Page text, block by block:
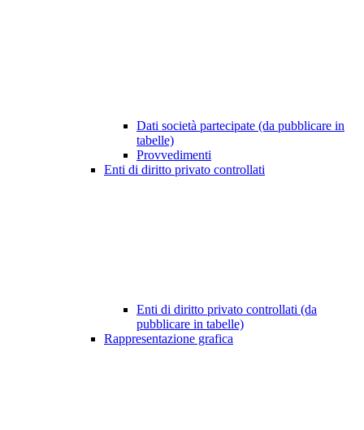
Dati società partecipate (da pubblicare in
tabelle)
Provvedimenti
Enti di diritto privato controllati
Enti di diritto privato controllati (da
pubblicare in tabelle)
Rappresentazione grafica